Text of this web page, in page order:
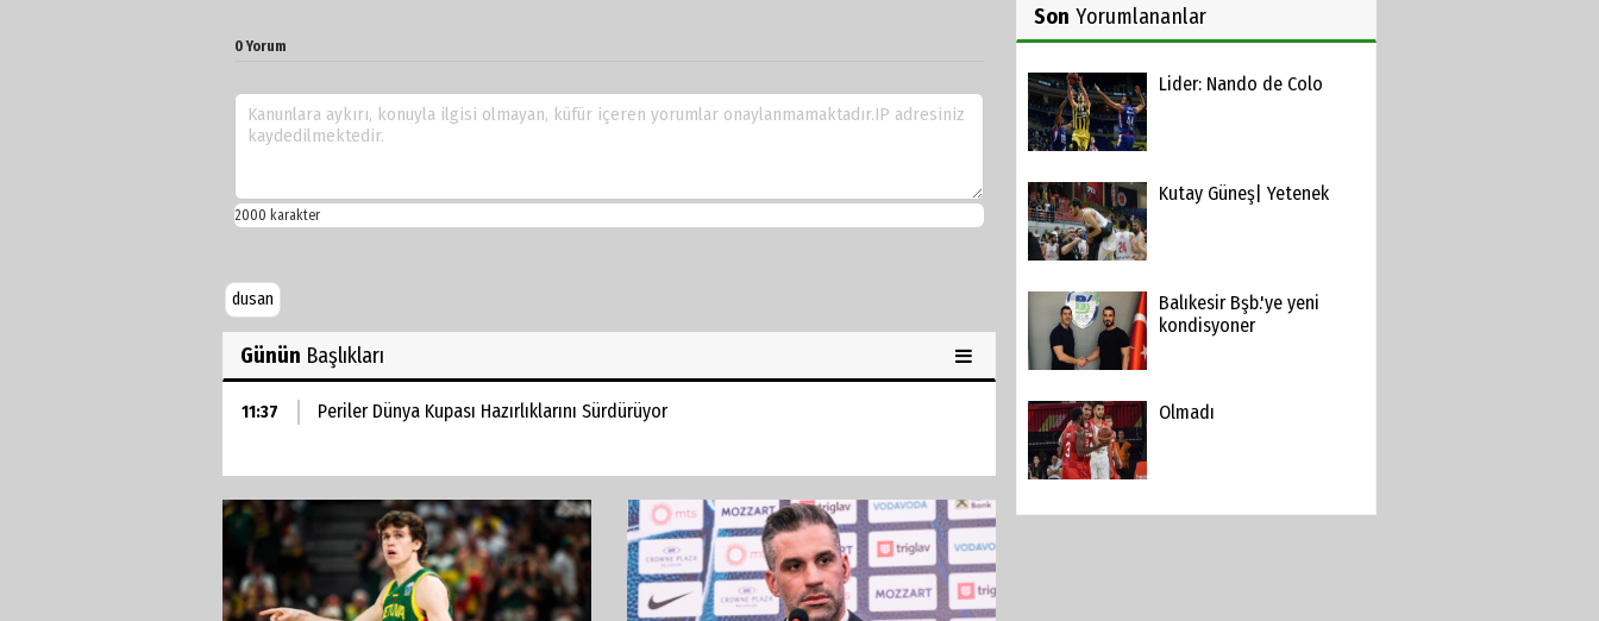
0 Yorum
dusan
Günün Başlıkları
11:37 Periler Dünya Kupası Hazırlıklarını Sürdürüyor
Son Yorumlananlar
Lider: Nando de Colo
Kutay Güneş| Yetenek
Balıkesir Bşb.'ye yeni
kondisyoner
Olmadı